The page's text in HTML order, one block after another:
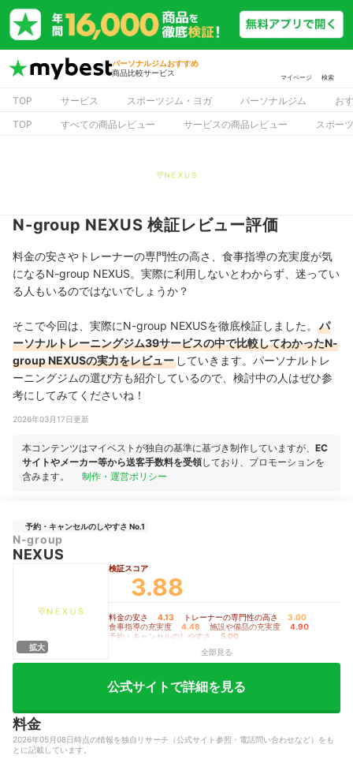
パーソナルジムおすすめ
商品比較サービス
マイページ 検索
TOP サービス スポーツジム・ヨガ パーソナルジム
お
TOP
すべての商品レビュー サービスの商品レビュー スポー
N-group NEXUS 検証レビュー評価
料金の安さやトレーナーの専門性の高さ、食事指導の充実度が気
になるN-group NEXUS。実際に利用しないとわからず、迷ってい
る人もいるのではないでしょうか？
そこで今回は、実際にN-group NEXUSを徹底検証しました。
パ
ーソナルトレーニングジム39サービスの中で比較してわかったN-
group NEXUSの実力をレビュー していきます。パーソナルトレ
ーニングジムの選び方も紹介しているので、検討中の人はぜひ参
考にしてみてくださいね！
2026年03月17日更新
本コンテンツはマイベストが独自の基準に基づき制作していますが、 EC
サイトやメーカー等から送客手数料を受領しており、プロモーションを
含みます。
制作・運営ポリシー
予約・キャンセルのしやすさ No.1
N-group
NEXUS
拡大
検証スコア
3.88
料金の安さ 4.13 トレーナーの専門性の高さ 3.00
食事指導の充実度 4.48 施設や備品の充実度 4.90
予約・キャンセルのしやすさ
5.00
全部見る
公式サイトで詳細を見る
料金
2026年05月08日時点の情報を独自リサーチ（公式サイト参照・電話問い合わせなど）をも
とに記載しています。